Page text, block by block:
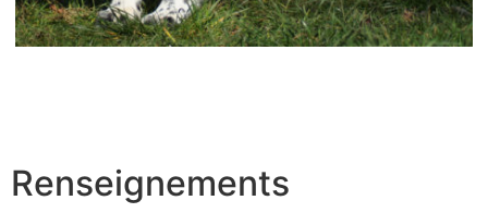
Renseignements